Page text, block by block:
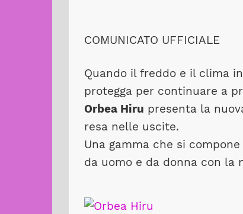
COMUNICATO UFFICIALE
Quando il freddo e il clima
protegga per continuare a
Orbea Hiru presenta la
resa nelle uscite.
Una gamma che si compone
da uomo e da donna con